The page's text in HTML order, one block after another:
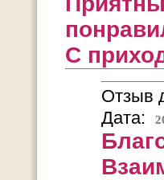
С
Отзыв
Дата: